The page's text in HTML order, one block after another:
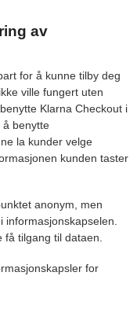
av
for å kunne tilby deg
ville fungert uten
Klarna Checkout i
å benytte
la kunder velge
kunden taster
anonym, men
tilgang til dataen.
for